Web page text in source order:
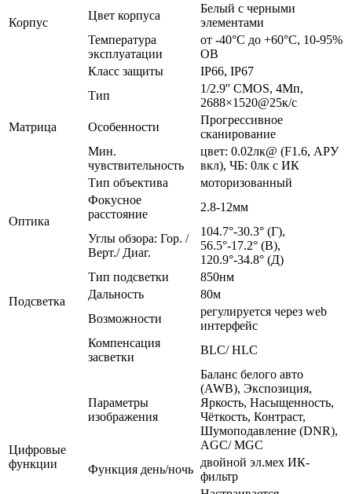
Корпус
Цвет корпуса
Белый с черными
элементами
Температура
эксплуатации
от -40°С до +60°С, 10-95%
ОВ
Класс защиты
IP66, IP67
Матрица
Тип
1/2.9'' CMOS, 4Мп,
2688×1520@25к/c
Особенности
Прогрессивное
сканирование
Мин.
чувствительность
цвет: 0.02лк@ (F1.6, АРУ
вкл), ЧБ: 0лк с ИК
Оптика
Тип объектива
моторизованный
Фокусное
расстояние
2.8-12мм
Углы обзора: Гор. /
Верт./ Диаг.
104.7°-30.3° (Г),
56.5°-17.2° (В),
120.9°-34.8° (Д)
Подсветка
Тип подсветки
850нм
Дальность
80м
Возможности
регулируется через web
интерфейс
Цифровые
функции
Компенсация
засветки
BLC/ HLC
Параметры
изображения
Баланс белого авто
(AWB), Экспозиция,
Яркость, Насыщенность,
Чёткость, Контраст,
Шумоподавление (DNR),
AGC/ MGC
Функция день/ночь
двойной эл.мех ИК-
фильтр